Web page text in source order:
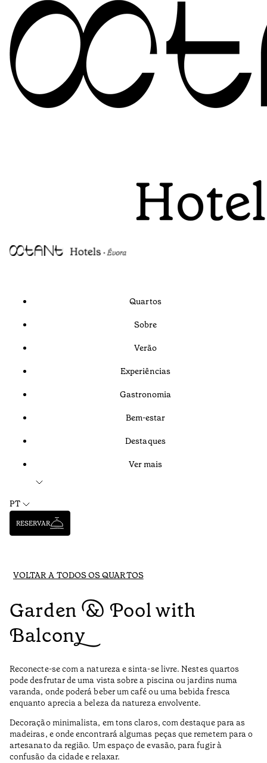
Quartos
Sobre
Verão
Experiências
Gastronomia
Bem-estar
Destaques
Ver mais
PT
RESERVAR
VOLTAR A TODOS OS QUARTOS
Garden & Pool with
Balcony
Reconecte-se com a natureza e sinta-se livre. Nestes quartos
pode desfrutar de uma vista sobre a piscina ou jardins numa
varanda, onde poderá beber um café ou uma bebida fresca
enquanto aprecia a beleza da natureza envolvente.
Decoração minimalista, em tons claros, com destaque para as
madeiras, e onde encontrará algumas peças que remetem para o
artesanato da região. Um espaço de evasão, para fugir à
confusão da cidade e relaxar.